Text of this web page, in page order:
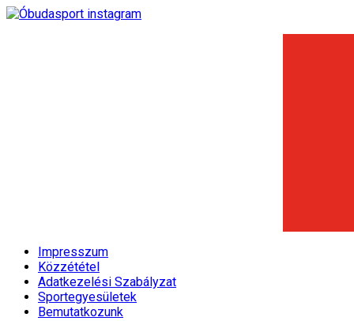
Impresszum
Közzététel
Adatkezelési Szabályzat
Sportegyesületek
Bemutatkozunk